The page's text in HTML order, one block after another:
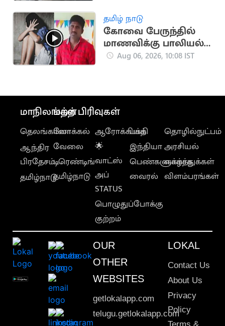
தமிழ் நாடு
கோவை பேருந்தில்
மாணவிக்கு பாலியல்
தொல்லை.. காவலர்
Aug 06, 2026, 10:08 IST
மாநிலங்கள்
தெலங்கானா
ஆந்திர
பிரதேசம்
தமிழ்நாடு
மற்ற பிரிவுகள்
லோக்கல்
வேலை
டிரெண்டிங்
தமிழ்நாடு
ஆரோக்கியம்
🌟
வாட்ஸ்
அப்
STATUS
பொழுதுப்போக்கு
குற்றம்
பக்தி
இந்தியா
பெண்களுக்காக
வைரல்
தொழில்நுட்பம்
அரசியல்
வாழ்த்துக்கள்
விளம்பரங்கள்
OUR
OTHER
WEBSITES
getlokalapp.com
telugu.getlokalapp.com
LOKAL
Contact Us
About Us
Privacy
Policy